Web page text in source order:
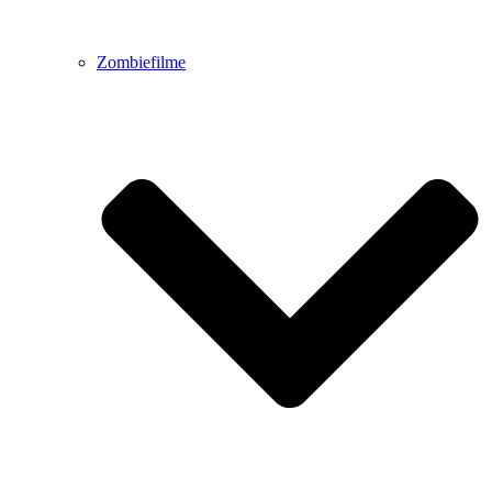
Zombiefilme